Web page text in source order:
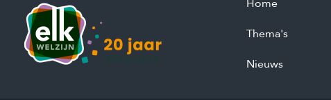
Home
Thema's
Nieuws